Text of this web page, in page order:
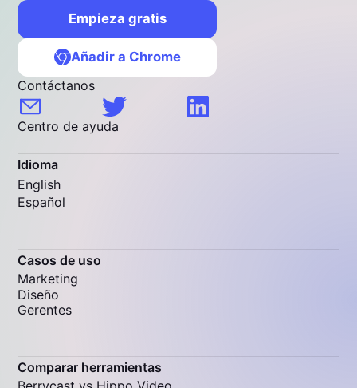
Empieza gratis
Añadir a Chrome
Contáctanos
Centro de ayuda
Idioma
English
Español
Casos de uso
Marketing
Diseño
Gerentes
Comparar herramientas